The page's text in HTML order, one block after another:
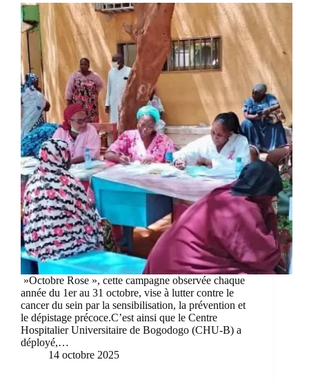
»Octobre Rose », cette campagne observée chaque
année du 1er au 31 octobre, vise à lutter contre le
cancer du sein par la sensibilisation, la prévention et
le dépistage précoce.C’est ainsi que le Centre
Hospitalier Universitaire de Bogodogo (CHU-B) a
déployé,…
14 octobre 2025